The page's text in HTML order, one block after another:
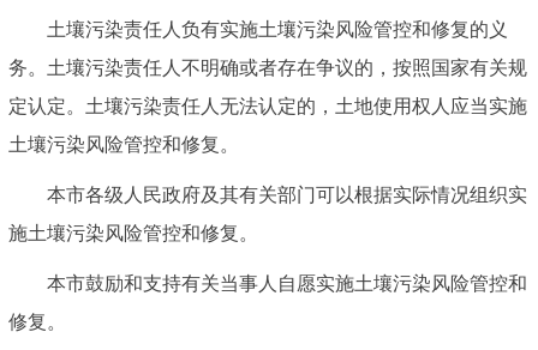
土壤污染责任人负有实施土壤污染风险管控和修复的义
务。土壤污染责任人不明确或者存在争议的，按照国家有关规
定认定。土壤污染责任人无法认定的，土地使用权人应当实施
土壤污染风险管控和修复。
本市各级人民政府及其有关部门可以根据实际情况组织实
施土壤污染风险管控和修复。
本市鼓励和支持有关当事人自愿实施土壤污染风险管控和
修复。